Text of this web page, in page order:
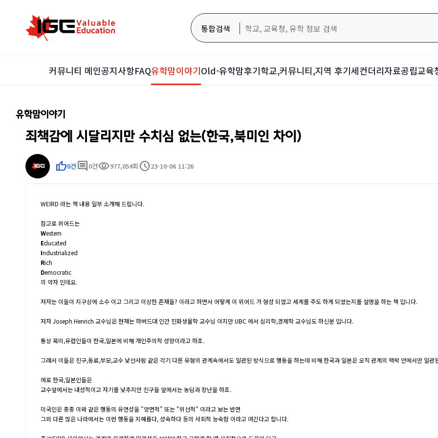
통합검색
커뮤니티 메인공지사항FAQ유학맘이야기Old-유학맘후기학교,커뮤니티,지역 후기세컨더리자료공립교육
유학맘이야기
죄책감에 시달리지만 수치심 없는(한국,북미인 차이)
thumb_up0건 comment 0건visibility977,054회 schedule23-10-06 11:26
WEIRD 라는 책 내용 일부 소개해 드립니다.
참고로 위어드는
Western
Educated
Industrialized
Rich
Democratic
의 약자 인데요.
저자는 이들이 지구상에 소수 이고 그리고 이상한 존재들? 이라고 하면서 어떻게 이 위어드 가 형성 되었고 세계를 주도 하게 되었는지를 설명을 하는 책 입니다.
저자 Joseph Henrich 교수님은 현재는 하버드대 인간 진화생물학 교수님 이지만 UBC 에서 심리학,경제학 교수님도 하신분 입니다.
통상 북미,유럽인들이 한국,일본에 비해 개인주의적 성향이라고 하죠.
그래서 이들은 친구,동료,부모,교수 낯선사람 같은 각기 다른 유형의 관계속에서도 일관된 방식으로 행동을 하는데 비해 한국과 일본은 오직 관계의 맥락 안에서만 일관
예로 한국,일본인들은
교수앞에서는 내성적이고 자기를 낮추지만 친구들 앞에서는 농담과 장난을 하죠.
미국인은 종종 이와 같은 행동의 유연성을 "양면적" 또는 "위선적" 이라고 보는 반면
그외 다른 많은 나라에서는 이런 행동을 지혜롭다, 성숙하다 등의 사회적 능숙함 이라고 여긴다고 합니다.